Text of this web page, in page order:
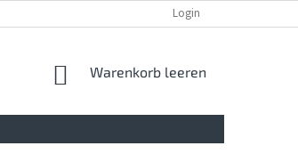
REKLAMATION UND WIDDERRUFSRECHT
Login
WARENKORB
Warenkorb leeren